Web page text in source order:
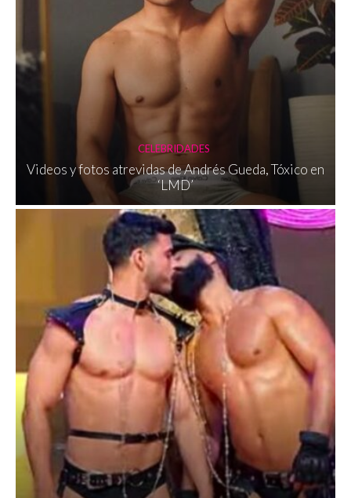
CELEBRIDADES
Videos y fotos atrevidas de Andrés Gueda, Tóxico en
‘LMD’